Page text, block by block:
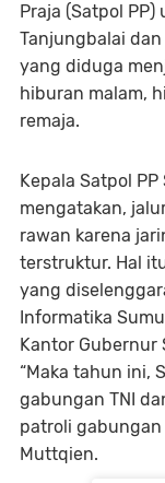
Praja (Satpol
Tanjungbalai
yang diduga
hiburan malam,
remaja.
Kepala Satpol
mengatakan,
rawan karena
terstruktur. Hal
yang
Informatika
Kantor Gubernur
“Maka tahun ini,
gabungan TNI
patroli
Muttqien.